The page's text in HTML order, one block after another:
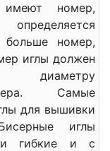
номер,
номер,
иглы должен
диаметру
Самые
для вышивки
иглы
гибкие и с